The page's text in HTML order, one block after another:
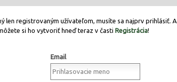
len registrovaným užívateľom, musíte sa najprv prihlásiť.
si ho vytvoriť hneď teraz v časti Registrácia!
Email